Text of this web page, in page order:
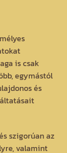
is csak
egymástól
és
szigorúan az
valamint